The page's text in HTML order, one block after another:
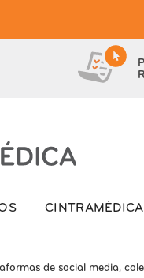
este
navegação e acesso a
sem eles
fornecer informações
de social media,
CINTRAMÉDICA